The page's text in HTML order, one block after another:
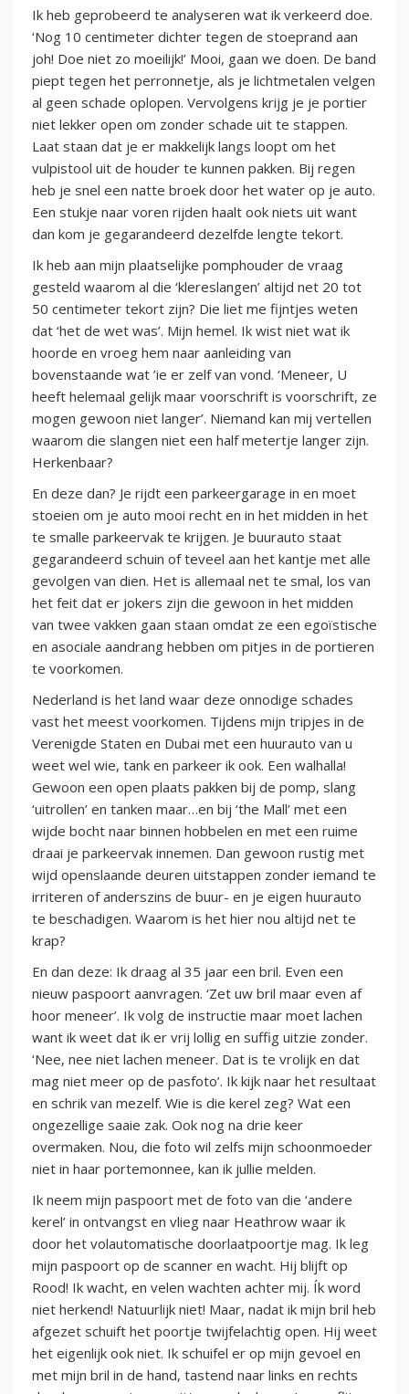
Ik heb geprobeerd te analyseren wat ik verkeerd doe.
‘Nog 10 centimeter dichter tegen de stoeprand aan
joh! Doe niet zo moeilijk!’ Mooi, gaan we doen. De band
piept tegen het perronnetje, als je lichtmetalen velgen
al geen schade oplopen. Vervolgens krijg je je portier
niet lekker open om zonder schade uit te stappen.
Laat staan dat je er makkelijk langs loopt om het
vulpistool uit de houder te kunnen pakken. Bij regen
heb je snel een natte broek door het water op je auto.
Een stukje naar voren rijden haalt ook niets uit want
dan kom je gegarandeerd dezelfde lengte tekort.
Ik heb aan mijn plaatselijke pomphouder de vraag
gesteld waarom al die ‘klereslangen’ altijd net 20 tot
50 centimeter tekort zijn? Die liet me fijntjes weten
dat ‘het de wet was’. Mijn hemel. Ik wist niet wat ik
hoorde en vroeg hem naar aanleiding van
bovenstaande wat ’ie er zelf van vond. ‘Meneer, U
heeft helemaal gelijk maar voorschrift is voorschrift, ze
mogen gewoon niet langer’. Niemand kan mij vertellen
waarom die slangen niet een half metertje langer zijn.
Herkenbaar?
En deze dan? Je rijdt een parkeergarage in en moet
stoeien om je auto mooi recht en in het midden in het
te smalle parkeervak te krijgen. Je buurauto staat
gegarandeerd schuin of teveel aan het kantje met alle
gevolgen van dien. Het is allemaal net te smal, los van
het feit dat er jokers zijn die gewoon in het midden
van twee vakken gaan staan omdat ze een egoïstische
en asociale aandrang hebben om pitjes in de portieren
te voorkomen.
Nederland is het land waar deze onnodige schades
vast het meest voorkomen. Tijdens mijn tripjes in de
Verenigde Staten en Dubai met een huurauto van u
weet wel wie, tank en parkeer ik ook. Een walhalla!
Gewoon een open plaats pakken bij de pomp, slang
‘uitrollen’ en tanken maar…en bij ‘the Mall’ met een
wijde bocht naar binnen hobbelen en met een ruime
draai je parkeervak innemen. Dan gewoon rustig met
wijd openslaande deuren uitstappen zonder iemand te
irriteren of anderszins de buur- en je eigen huurauto
te beschadigen. Waarom is het hier nou altijd net te
krap?
En dan deze: Ik draag al 35 jaar een bril. Even een
nieuw paspoort aanvragen. ‘Zet uw bril maar even af
hoor meneer’. Ik volg de instructie maar moet lachen
want ik weet dat ik er vrij lollig en suffig uitzie zonder.
‘Nee, nee niet lachen meneer. Dat is te vrolijk en dat
mag niet meer op de pasfoto’. Ik kijk naar het resultaat
en schrik van mezelf. Wie is die kerel zeg? Wat een
ongezellige saaie zak. Ook nog na drie keer
overmaken. Nou, die foto wil zelfs mijn schoonmoeder
niet in haar portemonnee, kan ik jullie melden.
Ik neem mijn paspoort met de foto van die ‘andere
kerel’ in ontvangst en vlieg naar Heathrow waar ik
door het volautomatische doorlaatpoortje mag. Ik leg
mijn paspoort op de scanner en wacht. Hij blijft op
Rood! Ik wacht, en velen wachten achter mij. Ík word
niet herkend! Natuurlijk niet! Maar, nadat ik mijn bril heb
afgezet schuift het poortje twijfelachtig open. Hij weet
het eigenlijk ook niet. Ik schuifel er op mijn gevoel en
met mijn bril in de hand, tastend naar links en rechts